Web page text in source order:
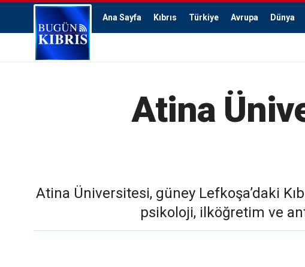
Ana Sayfa Kıbrıs Türkiye Avrupa Dünya
Atina
Atina Üniversitesi, güney Lefkoşa’daki
psikoloji, ilköğretim ve